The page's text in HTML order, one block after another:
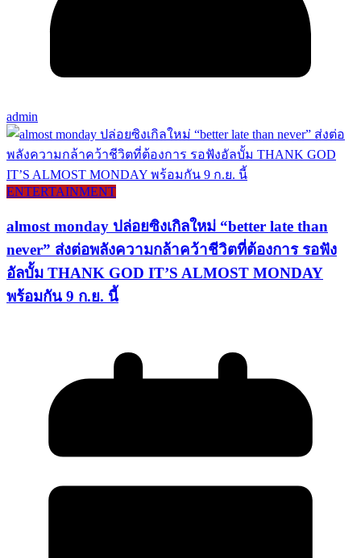
admin
ENTERTAINMENT
almost monday ปล่อยซิงเกิลใหม่ “better late than
never” ส่งต่อพลังความกล้าคว้าชีวิตที่ต้องการ รอฟัง
อัลบั้ม THANK GOD IT’S ALMOST MONDAY
พร้อมกัน 9 ก.ย. นี้